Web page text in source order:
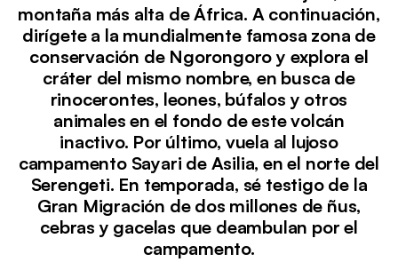
montaña más alta de África. A continuación,
dirígete a la mundialmente famosa zona de
conservación de Ngorongoro y explora el
cráter del mismo nombre, en busca de
rinocerontes, leones, búfalos y otros
animales en el fondo de este volcán
inactivo. Por último, vuela al lujoso
campamento Sayari de Asilia, en el norte del
Serengeti. En temporada, sé testigo de la
Gran Migración de dos millones de ñus,
cebras y gacelas que deambulan por el
campamento.